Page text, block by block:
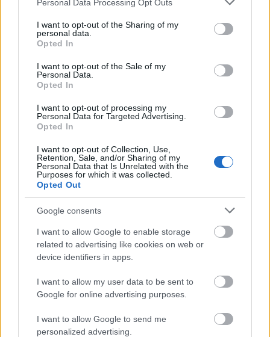
not limited to your visit or usage behaviour. You may click to
grant or deny consent to Google and its third-party tags to
use your data for below specified purposes in below Google
consent section.
Personal Data Processing Opt Outs
I want to opt-out of the Sharing of my
personal data.
Opted In
I want to opt-out of the Sale of my
Personal Data.
Opted In
I want to opt-out of processing my
Personal Data for Targeted Advertising.
Opted In
I want to opt-out of Collection, Use,
Retention, Sale, and/or Sharing of my
Personal Data that Is Unrelated with the
Purposes for which it was collected.
Opted Out
Google consents
I want to allow Google to enable storage
related to advertising like cookies on web or
device identifiers in apps.
I want to allow my user data to be sent to
Google for online advertising purposes.
I want to allow Google to send me
personalized advertising.
A "nőrablási jelenet" közelebből. A kút eredetije
állítólag Párizsban található.
A kastély kerti homlokzata a kút felől.